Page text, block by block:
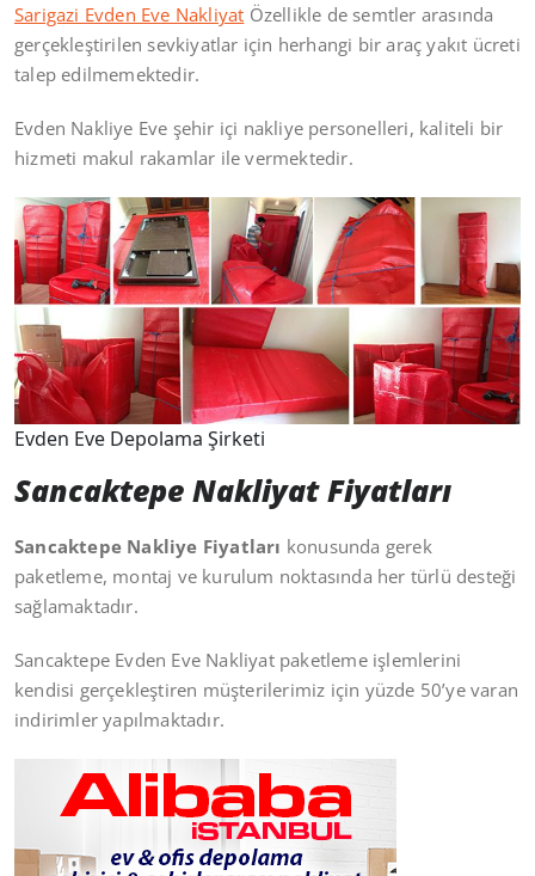
Sarigazi Evden Eve Nakliyat Özellikle de semtler arasında
gerçekleştirilen sevkiyatlar için herhangi bir araç yakıt ücreti
talep edilmemektedir.
Evden Nakliye Eve şehir içi nakliye personelleri, kaliteli bir
hizmeti makul rakamlar ile vermektedir.
Evden Eve Depolama Şirketi
Sancaktepe Nakliyat Fiyatları
Sancaktepe Nakliye Fiyatları konusunda gerek
paketleme, montaj ve kurulum noktasında her türlü desteği
sağlamaktadır.
Sancaktepe Evden Eve Nakliyat paketleme işlemlerini
kendisi gerçekleştiren müşterilerimiz için yüzde 50’ye varan
indirimler yapılmaktadır.